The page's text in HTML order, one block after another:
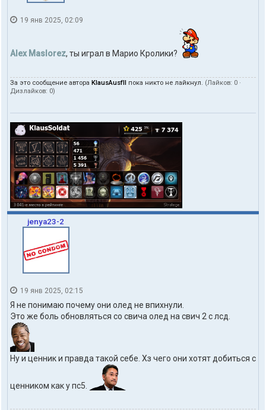
19 янв 2025, 02:09
Alex Maslorez, ты играл в Марио Кролики?
За это сообщение автора KlausAusfII пока никто не лайкнул. (Лайков: 0 ·
Дизлайков: 0)
jenya23-2
19 янв 2025, 02:15
Я не понимаю почему они олед не впихнули.
Это же боль обновляться со свича олед на свич 2 с лсд.
Ну и ценник и правда такой себе. Хз чего они хотят добиться с
ценником как у пс5.